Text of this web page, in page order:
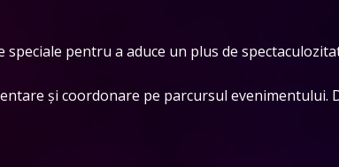
pentru a aduce un plus de
și coordonare pe parcursul evenimentului.